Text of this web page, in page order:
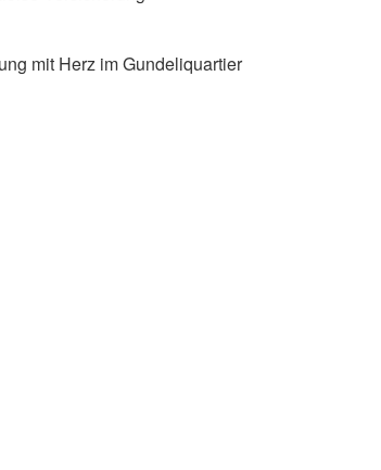
mit Herz im Gundeliquartier